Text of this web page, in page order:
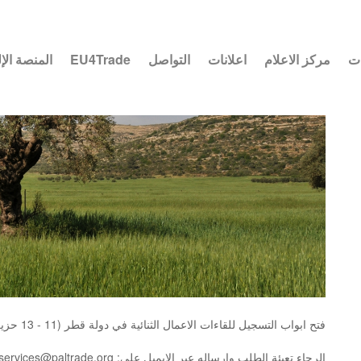
مركز الاعلام اعلانات التواصل EU4Trade المنصة
فتح ابواب التسجيل للقاءات الاعمال الثنائية في دولة قطر (11 - 13 حزيران 2023)
الرجاء تعبئة الطلب وارساله عبر الايميل على: membershipservices@paltrade.org